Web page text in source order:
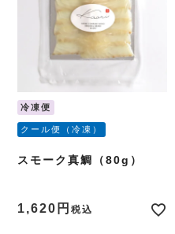
冷凍便
クール便（冷凍）
スモーク真鯛（80g）
1,620 税込